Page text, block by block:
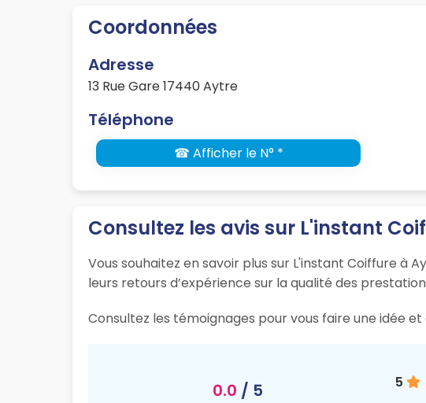
Coordonnées
Adresse
13 Rue Gare 17440 Aytre
Téléphone
☎ Afficher le N° *
Consultez les avis sur L'instant
Vous souhaitez en savoir plus sur L'instant Coiffure à
leurs retours d’expérience sur la qualité des
Consultez les témoignages pour vous faire une idée
0.0 / 5 5